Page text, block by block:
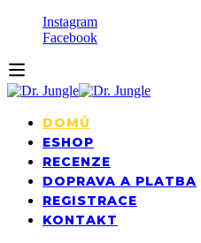
Instagram
Facebook
DOMŮ
ESHOP
RECENZE
DOPRAVA A PLATBA
REGISTRACE
KONTAKT